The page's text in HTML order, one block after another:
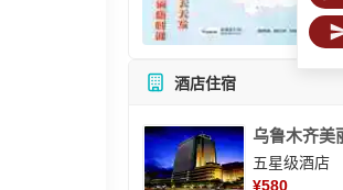
酒店住宿
五星级酒店
¥580